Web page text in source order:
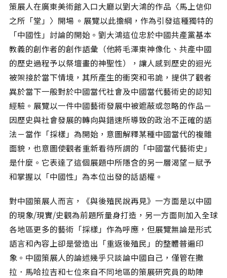
策展人在廣東美術館入口大廳以劉大鴻的作品〈馬上信仰
之所「堂」〉開場 。展覽以此擔綱，作為引發這種獨特的
「中國性」討論的開始。劉大鴻這位忠於中國共產黨基本
教義的創作者的創作語彙（他將毛澤東神像化、共產中國
的歷史過程予以祭壇畫的神聖性），讓人感到歷史的迴光
被架接於當下情境，其所產生的衝突和弔詭，提供了觀者
異於當下一般對於中國當代社會及中國當代藝術史的認知
經驗。展覽以一件中國藝術發展中被遮蔽或忽略的作品－
因歷史與社會發展的轉向與錯速所導致的政治不正確的語
法－當作「採樣」為開始，意圖解釋某種中國當代的複雜
面貌，也意圖使觀者重新看待所謂的「中國當代藝術史」
是什麼。它表達了這個展題中所隱含的另一層渴望－賦予
和掌握以「中國性」為本位出發的話語權。
對中國策展人而言，《與後殖民說再見》一方面是以中國
的現象/現實/史觀為前題所量身打造，另一方面則加入全球
各地區更多的藝術「採樣」作為呼應，但展覽無論是形式
語言和內容上卻是營造出「重返後殖民」的整體普遍印
象。中國策展人的論述幾乎只談論中國自己，僅管在撒
拉．馬哈拉吉和七位來自不同地區的策展研究員的助陣